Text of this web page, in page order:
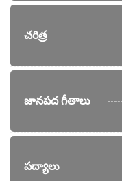
చరిత్ర
జానపద గీతాలు
పద్యాలు